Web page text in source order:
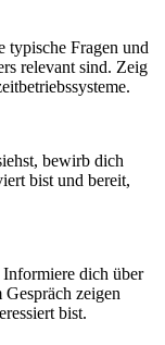
typische Fragen und
relevant sind. Zeig
bewirb dich
bist und bereit,
dich über
zeigen
bist.